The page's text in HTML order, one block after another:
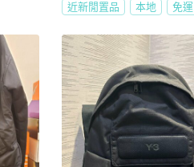
近新閒置品 本地 免運